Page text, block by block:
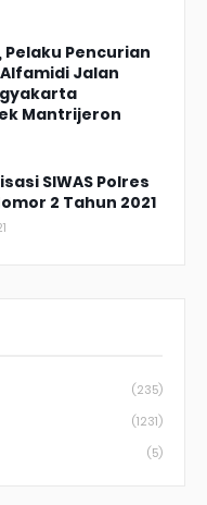
Pelaku Pencurian
Jalan
Mantrijeron
SIWAS Polres
2 Tahun 2021
(235)
(1231)
(5)